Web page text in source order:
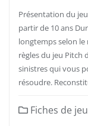
Présentation du
partir de 10 ans
longtemps selon le
règles du jeu Pitch
sinistres qui vous
résoudre.
Fiches de